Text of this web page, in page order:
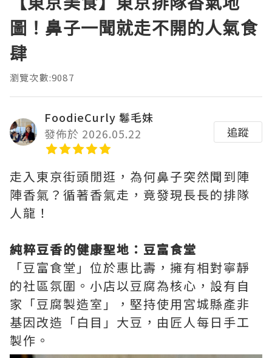
圖！鼻子一聞就走不開的人氣食
肆
瀏覽次數:9087
FoodieCurly 鬈毛妹
發佈於 2026.05.22
追蹤
走入東京街頭閒逛，為何鼻子突然聞到陣
陣香氣？循著香氣走，竟發現長長的排隊
人龍！
純粹豆香的健康聖地：豆富食堂
「豆富食堂」位於惠比壽，擁有相對寧靜
的社區氛圍。小店以豆腐為核心，設有自
家「豆腐製造室」，堅持使用宮城縣產非
基因改造「白目」大豆，由匠人每日手工
製作。